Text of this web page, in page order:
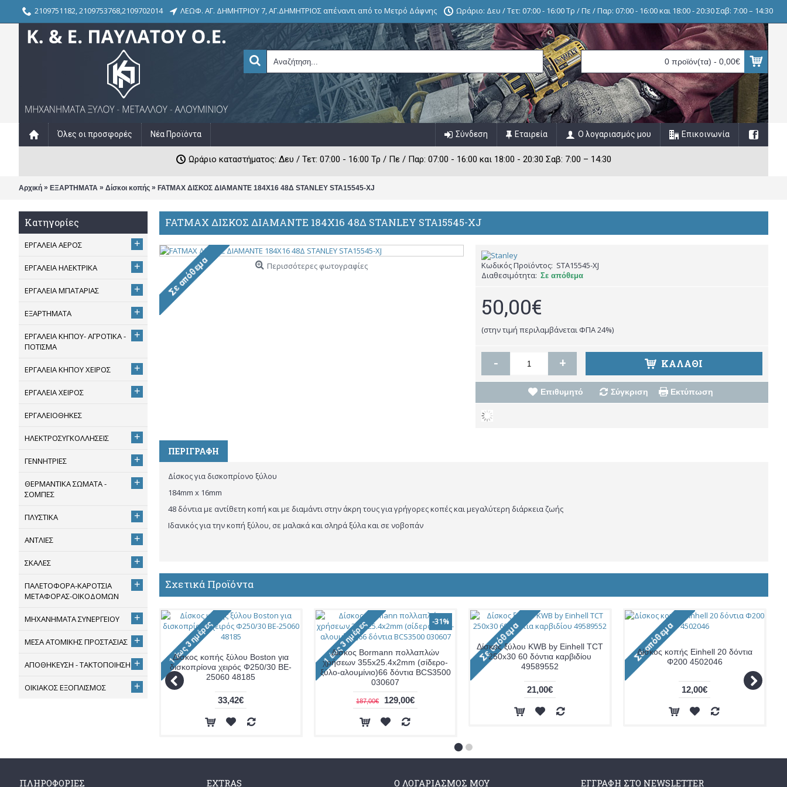
2109751182, 2109753768,2109702014 ΛΕΩΦ. ΑΓ. ΔΗΜΗΤΡΙΟΥ 7, ΑΓ.ΔΗΜΗΤΡΙΟΣ απέναντι από το Μετρό Δάφνης Ωράριο: Δευ / Τετ: 07:00 - 16:00 Τρ / Πε / Παρ: 07:00 - 16:00 και 18:00 - 20:30 Σαβ: 7:00 – 14:30
0 προϊόν(τα) - 0,00€
Όλες οι προσφορές Νέα Προϊόντα Επικοινωνία
Ο λογαριασμός μου
Εταιρεία
Σύνδεση
Ωράριο καταστήματος: Δευ / Τετ: 07:00 - 16:00 Τρ / Πε / Παρ: 07:00 - 16:00 και 18:00 - 20:30 Σαβ: 7:00 – 14:30
Αρχική » ΕΞΑΡΤΗΜΑΤΑ » Δίσκοι κοπής » FATMAX ΔΙΣΚΟΣ ΔΙΑΜΑΝΤΕ 184X16 48Δ STANLEY STA15545-XJ
Κατηγορίες
ΕΡΓΑΛΕΙΑ ΑΕΡΟΣ +
ΕΡΓΑΛΕΙΑ ΗΛΕΚΤΡΙΚΑ +
ΕΡΓΑΛΕΙΑ ΜΠΑΤΑΡΙΑΣ +
ΕΞΑΡΤΗΜΑΤΑ +
ΕΡΓΑΛΕΙΑ ΚΗΠΟΥ- ΑΓΡΟΤΙΚΑ -
ΠΟΤΙΣΜΑ
+
ΕΡΓΑΛΕΙΑ ΚΗΠΟΥ ΧΕΙΡΟΣ +
ΕΡΓΑΛΕΙΑ ΧΕΙΡΟΣ +
ΕΡΓΑΛΕΙΟΘΗΚΕΣ
ΗΛΕΚΤΡΟΣΥΓΚΟΛΛΗΣΕΙΣ +
ΓΕΝΝΗΤΡΙΕΣ +
ΘΕΡΜΑΝΤΙΚΑ ΣΩΜΑΤΑ -
ΣΟΜΠΕΣ
+
ΠΛΥΣΤΙΚΑ +
ΑΝΤΛΙΕΣ +
ΣΚΑΛΕΣ +
ΠΑΛΕΤΟΦΟΡΑ-ΚΑΡΟΤΣΙΑ
ΜΕΤΑΦΟΡΑΣ-ΟΙΚΟΔΟΜΩΝ
+
ΜΗΧΑΝΗΜΑΤΑ ΣΥΝΕΡΓΕΙΟΥ +
ΜΕΣΑ ΑΤΟΜΙΚΗΣ ΠΡΟΣΤΑΣΙΑΣ +
ΑΠΟΘΗΚΕΥΣΗ - ΤΑΚΤΟΠΟΙΗΣΗ +
ΟΙΚΙΑΚΟΣ ΕΞΟΠΛΙΣΜΟΣ +
FATMAX ΔΙΣΚΟΣ ΔΙΑΜΑΝΤΕ 184X16 48Δ STANLEY STA15545-XJ
Περισσότερες φωτογραφίες Κωδικός Προϊόντος: STA15545-XJ
Διαθεσιμότητα: Σε απόθεμα
50,00€
(στην τιμή περιλαμβάνεται ΦΠΑ 24%)
- + ΚΑΛΆΘΙ
Επιθυμητό Σύγκριση Εκτύπωση
ΠΕΡΙΓΡΑΦΉ
Δίσκος για δισκοπρίονο ξύλου
184mm x 16mm
48 δόντια με αντίθετη κοπή και με διαμάντι στην άκρη τους για γρήγορες κοπές και μεγαλύτερη διάρκεια ζωής
Ιδανικός για την κοπή ξύλου, σε μαλακά και σληρά ξύλα και σε νοβοπάν
Σχετικά Προϊόντα
Δίσκος κοπής ξύλου Boston για
δισκοπρίονα χειρός Φ250/30 BE-
25060 48185
33,42€
-31%
Δίσκος Bormann πολλαπλών
χρήσεων 355x25.4x2mm (σίδερο-
ξύλο-αλουμίνιο)66 δόντια BCS3500
030607
187,00€ 129,00€
Δίσκος ξύλου KWB by Einhell TCT
250x30 60 δόντια καρβιδίου
49589552
21,00€
Δίσκος κοπής Einhell 20 δόντια
Φ200 4502046
12,00€
ΠΛΗΡΟΦΟΡΊΕΣ EXTRAS Ο ΛΟΓΑΡΙΑΣΜΌΣ ΜΟΥ ΕΓΓΡΑΦΉ ΣΤΟ NEWSLETTER